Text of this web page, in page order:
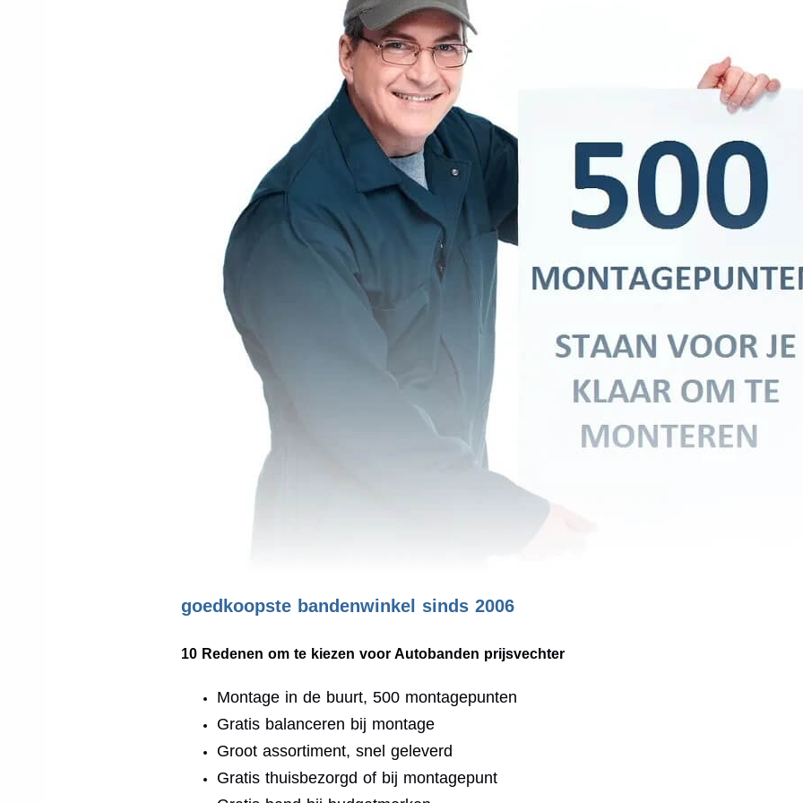
goedkoopste bandenwinkel sinds 2006
10 Redenen om te kiezen voor Autobanden prijsvechter
Montage in de buurt, 500 montagepunten
Gratis balanceren bij montage
Groot assortiment, snel geleverd
Gratis thuisbezorgd of bij montagepunt